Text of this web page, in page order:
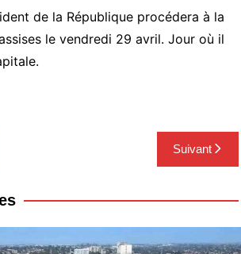
de la République procédera à la
le vendredi 29 avril. Jour où il
Suivant